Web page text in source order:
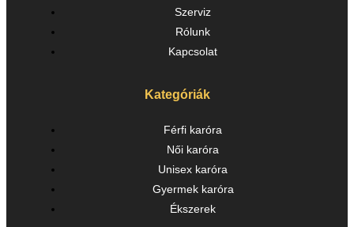
Szerviz
Rólunk
Kapcsolat
Kategóriák
Férfi karóra
Női karóra
Unisex karóra
Gyermek karóra
Ékszerek